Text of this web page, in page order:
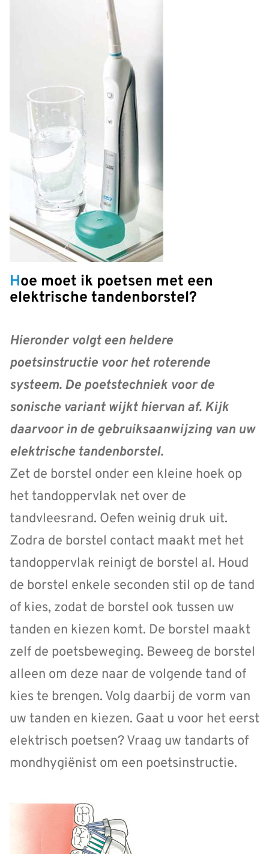
Hoe moet ik poetsen met een
elektrische tandenborstel?
Hieronder volgt een heldere
poetsinstructie voor het roterende
systeem. De poetstechniek voor de
sonische variant wijkt hiervan af. Kijk
daarvoor in de gebruiksaanwijzing van uw
elektrische tandenborstel.
Zet de borstel onder een kleine hoek op
het tandoppervlak net over de
tandvleesrand. Oefen weinig druk uit.
Zodra de borstel contact maakt met het
tandoppervlak reinigt de borstel al. Houd
de borstel enkele seconden stil op de tand
of kies, zodat de borstel ook tussen uw
tanden en kiezen komt. De borstel maakt
zelf de poetsbeweging. Beweeg de borstel
alleen om deze naar de volgende tand of
kies te brengen. Volg daarbij de vorm van
uw tanden en kiezen. Gaat u voor het eerst
elektrisch poetsen? Vraag uw tandarts of
mondhygiënist om een poetsinstructie.